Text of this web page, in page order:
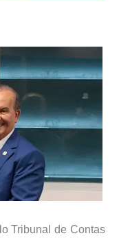
Tribunal de Contas